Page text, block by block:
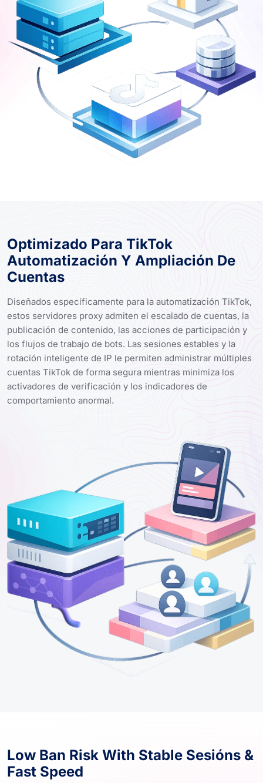
Optimizado Para TikTok
Automatización Y Ampliación De
Cuentas
Diseñados específicamente para la automatización TikTok,
estos servidores proxy admiten el escalado de cuentas, la
publicación de contenido, las acciones de participación y
los flujos de trabajo de bots. Las sesiones estables y la
rotación inteligente de IP le permiten administrar múltiples
cuentas TikTok de forma segura mientras minimiza los
activadores de verificación y los indicadores de
comportamiento anormal.
Low Ban Risk With Stable Sesións &
Fast Speed